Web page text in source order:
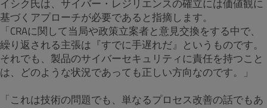
イシク氏は、サイバー・レジリエンスの確立には価値観に
基づくアプローチが必要であると指摘します。
「CRAに関して当局や政策立案者と意見交換をする中で、
繰り返される主張は『すでに手遅れだ』というものです。
それでも、製品のサイバーセキュリティに責任を持つこと
は、どのような状況であっても正しい方向なのです。」
「これは技術の問題でも、単なるプロセス改善の話でもあ